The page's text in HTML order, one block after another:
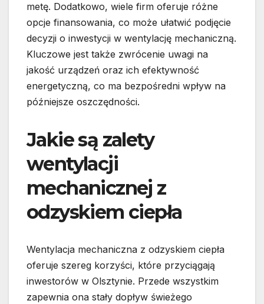
metę. Dodatkowo, wiele firm oferuje różne
opcje finansowania, co może ułatwić podjęcie
decyzji o inwestycji w wentylację mechaniczną.
Kluczowe jest także zwrócenie uwagi na
jakość urządzeń oraz ich efektywność
energetyczną, co ma bezpośredni wpływ na
późniejsze oszczędności.
Jakie są zalety
wentylacji
mechanicznej z
odzyskiem ciepła
Wentylacja mechaniczna z odzyskiem ciepła
oferuje szereg korzyści, które przyciągają
inwestorów w Olsztynie. Przede wszystkim
zapewnia ona stały dopływ świeżego